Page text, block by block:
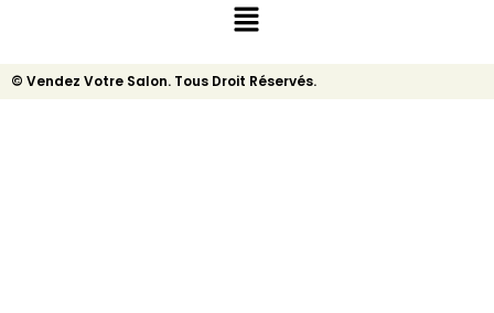
© Vendez Votre Salon. Tous Droit Réservés.